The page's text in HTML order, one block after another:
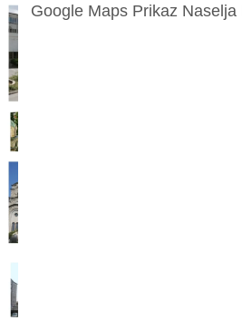
Google Maps Prikaz Naselja